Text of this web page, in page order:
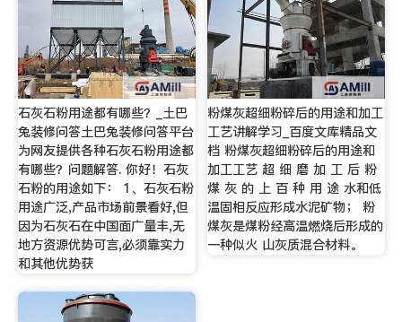
石灰石粉用途都有哪些？_土巴
兔装修问答土巴兔装修问答平台
为网友提供各种石灰石粉用途都
有哪些？问题解答. 你好！石灰
石粉的用途如下： 1、石灰石粉
用途广泛,产品市场前景看好,但
因为石灰石在中国面广量丰,无
地方资源优势可言,必须靠实力
和其他优势获
粉煤灰超细粉碎后的用途和加工
工艺讲解学习_百度文库精品文
档 粉煤灰超细粉碎后的用途和
加工工艺 超 细 磨 加 工 后 粉
煤 灰 的 上 百 种 用 途 水和低
温固相反应形成水泥矿物； 粉
煤灰是煤粉经高温燃烧后形成的
一种似火 山灰质混合材料。